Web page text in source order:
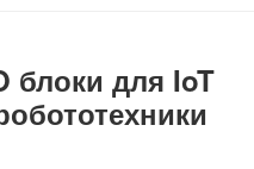
блоки для IoT